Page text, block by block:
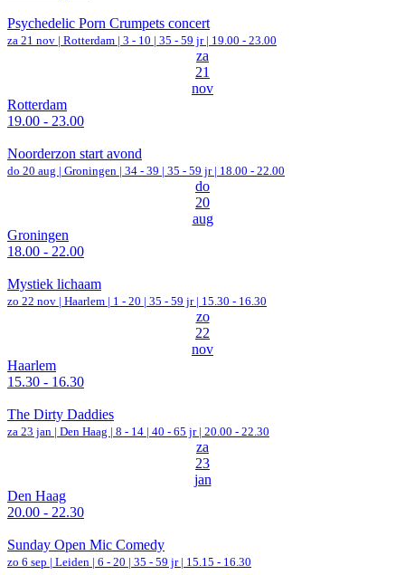
Psychedelic Porn Crumpets concert
za 21 nov | Rotterdam | 3 - 10 | 35 - 59 jr | 19.00 - 23.00
za
21
nov
Rotterdam
19.00 - 23.00
Noorderzon start avond
do 20 aug | Groningen | 34 - 39 | 35 - 59 jr | 18.00 - 22.00
do
20
aug
Groningen
18.00 - 22.00
Mystiek lichaam
zo 22 nov | Haarlem | 1 - 20 | 35 - 59 jr | 15.30 - 16.30
zo
22
nov
Haarlem
15.30 - 16.30
The Dirty Daddies
za 23 jan | Den Haag | 8 - 14 | 40 - 65 jr | 20.00 - 22.30
za
23
jan
Den Haag
20.00 - 22.30
Sunday Open Mic Comedy
zo 6 sep | Leiden | 6 - 20 | 35 - 59 jr | 15.15 - 16.30